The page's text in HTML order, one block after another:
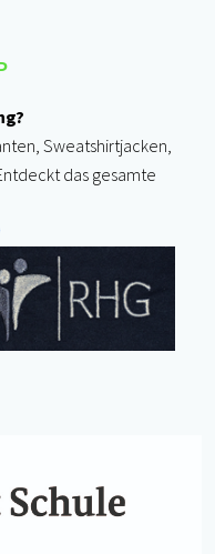
Sweatshirtjacken,
das gesamte